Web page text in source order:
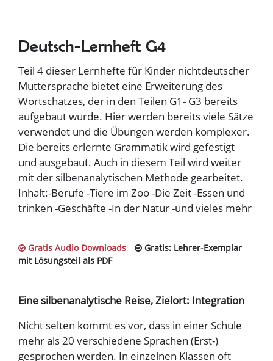
Deutsch-Lernheft G4
Teil 4 dieser Lernhefte für Kinder nichtdeutscher
Muttersprache bietet eine Erweiterung des
Wortschatzes, der in den Teilen G1- G3 bereits
aufgebaut wurde. Hier werden bereits viele Sätze
verwendet und die Übungen werden komplexer.
Die bereits erlernte Grammatik wird gefestigt
und ausgebaut. Auch in diesem Teil wird weiter
mit der silbenanalytischen Methode gearbeitet.
Inhalt:-Berufe -Tiere im Zoo -Die Zeit -Essen und
trinken -Geschäfte -In der Natur -und vieles mehr
Gratis Audio Downloads
Gratis: Lehrer-Exemplar
mit Lösungsteil als PDF
Eine silbenanalytische Reise, Zielort: Integration
Nicht selten kommt es vor, dass in einer Schule
mehr als 20 verschiedene Sprachen (Erst-)
gesprochen werden. In einzelnen Klassen oft